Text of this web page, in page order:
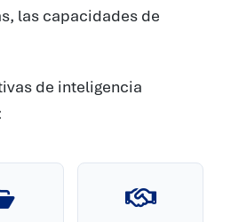
las capacidades de
de inteligencia